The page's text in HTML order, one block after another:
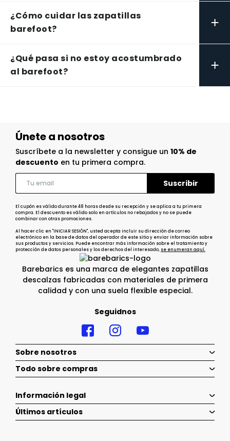
¿Cómo cuidar las zapatillas
barefoot?
+
¿Qué pasa si no estoy acostumbrado
al barefoot?
+
Barebarics es una marca de elegantes zapatillas
descalzas fabricadas con materiales de primera
calidad y con una suela flexible especial.
Seguidnos
Únete a nosotros
Suscríbete a la newsletter y consigue un 10% de
descuento en tu primera compra.
El cupón es válido durante 48 horas desde su recepción y se aplica a tu primera
compra. El descuento es válido solo en artículos no rebajados y no se puede
combinar con otras promociones.
Al hacer clic en "INICIAR SESIÓN", usted acepta incluir su dirección de correo
electrónico en la base de datos del operador de este sitio y enviar información sobre
sus productos y servicios. Puede encontrar más información sobre el tratamiento y
protección de datos personales y los derechos del interesado, se enumeran aquí.
Sobre nosotros
Todo sobre compras
Información legal
Últimos artículos